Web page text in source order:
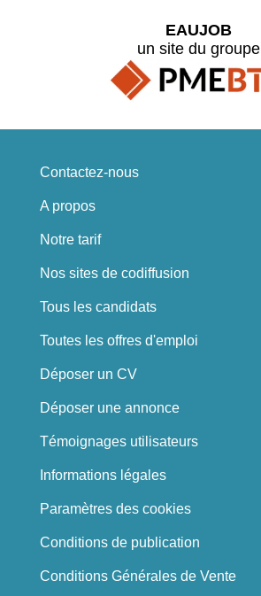
EAUJOB
un site du groupe
Contactez-nous
A propos
Notre tarif
Nos sites de codiffusion
Tous les candidats
Toutes les offres d'emploi
Déposer un CV
Déposer une annonce
Témoignages utilisateurs
Informations légales
Paramètres des cookies
Conditions de publication
Conditions Générales de Vente